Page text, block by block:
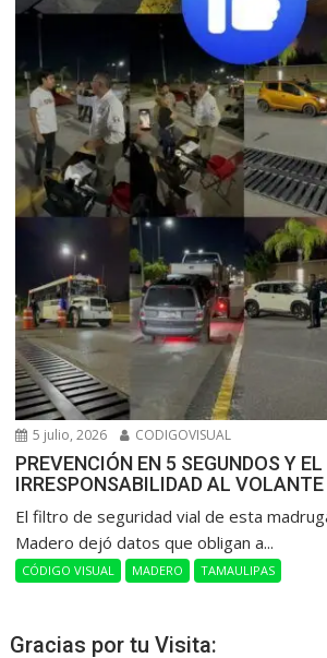
5 julio, 2026 CODIGOVISUAL
PREVENCIÓN EN 5 SEGUNDOS Y
IRRESPONSABILIDAD AL VOLANTE
​El filtro de seguridad vial de esta
Madero dejó datos que obligan a...
CÓDIGO VISUAL MADERO TAMAULIPAS
Gracias por tu Visita: